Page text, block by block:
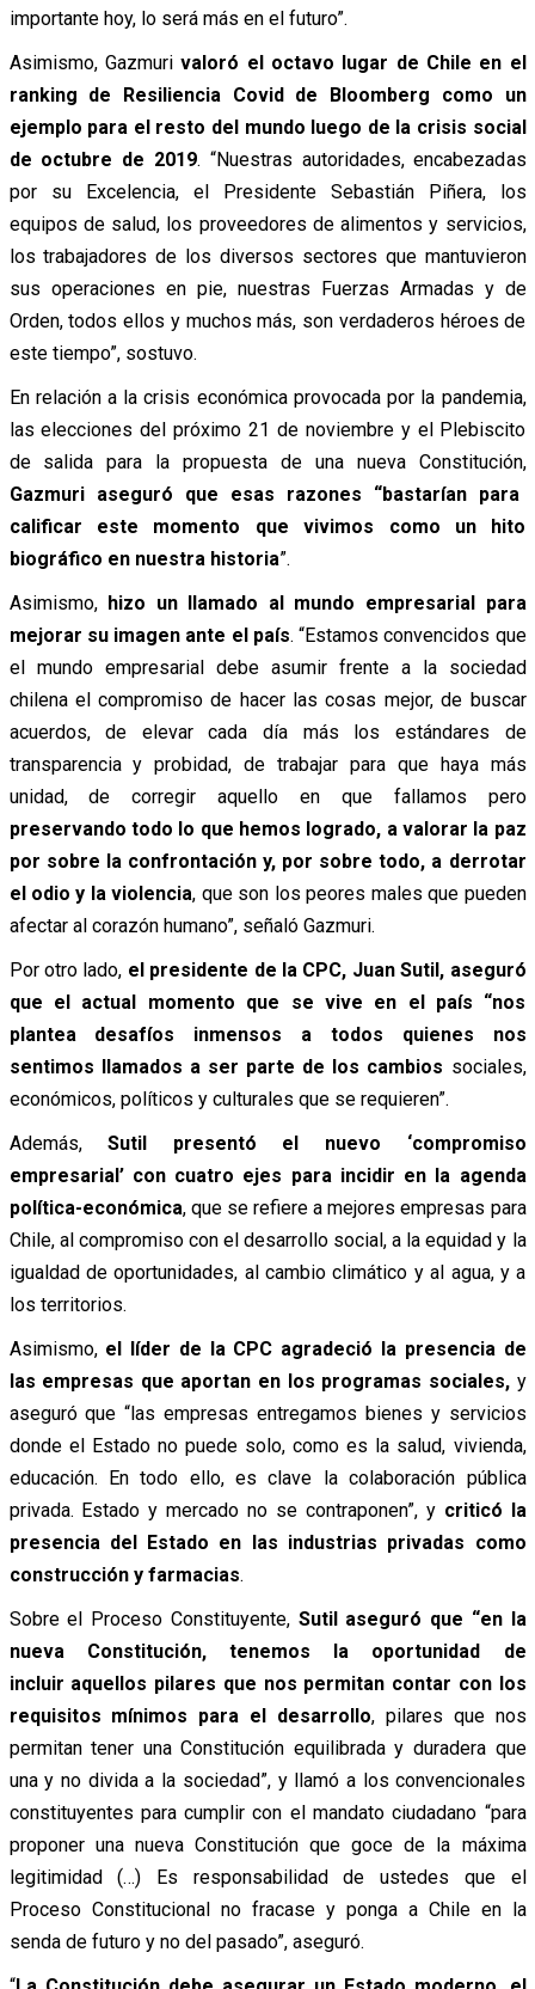
importante hoy, lo será más en el futuro”.
Asimismo, Gazmurivaloró el octavo lugar de Chile en el
ranking de Resiliencia Covid de Bloomberg como un
ejemplo para el resto del mundo luego de la crisis social
de octubre de 2019. “Nuestras autoridades, encabezadas
por su Excelencia, el Presidente Sebastián Piñera, los
equipos de salud, los proveedores de alimentos y servicios,
los trabajadores de los diversos sectores que mantuvieron
sus operaciones en pie, nuestras Fuerzas Armadas y de
Orden, todos ellos y muchos más, son verdaderos héroes de
este tiempo”, sostuvo.
En relación a la crisis económica provocada por la pandemia,
las elecciones del próximo 21 de noviembre y el Plebiscito
de salida para la propuesta de una nueva Constitución,
Gazmuri aseguró que esas razones “bastarían para
calificar este momento que vivimos como un hito
biográfico en nuestra historia”.
Asimismo, hizo un llamado al mundo empresarial para
mejorar su imagen ante el país. “Estamos convencidos que
el mundo empresarial debe asumir frente a la sociedad
chilena el compromiso de hacer las cosas mejor, de buscar
acuerdos, de elevar cada día más los estándares de
transparencia y probidad, de trabajar para que haya más
unidad, de corregir aquello en que fallamos pero
preservando todo lo que hemos logrado, a valorar la paz
por sobre la confrontación y, por sobre todo, a derrotar
el odio y la violencia, que son los peores males que pueden
afectar al corazón humano”, señaló Gazmuri.
Por otro lado, el presidente de la CPC, Juan Sutil, aseguró
que el actual momento que se vive en el país “nos
plantea desafíos inmensos a todos quienes nos
sentimos llamados a ser parte de los cambios sociales,
económicos, políticos y culturales que se requieren”.
Además,Sutil presentó el nuevo ‘compromiso
empresarial’ con cuatro ejes para incidir en la agenda
política-económica, que se refiere a mejores empresas para
Chile, al compromiso con el desarrollo social, a la equidad y la
igualdad de oportunidades, al cambio climático y al agua, y a
los territorios.
Asimismo, el líder de la CPC agradeció la presencia de
las empresas que aportan en los programas sociales,y
aseguró que “las empresas entregamos bienes y servicios
donde el Estado no puede solo, como es la salud, vivienda,
educación. En todo ello, es clave la colaboración pública
privada. Estado y mercado no se contraponen”, y criticó la
presencia del Estado en las industrias privadas como
construcción y farmacias.
Sobre el Proceso Constituyente,Sutil aseguró que “en la
nueva Constitución, tenemos la oportunidad de
incluir aquellos pilares que nos permitan contar con los
requisitos mínimos para el desarrollo, pilares que nos
permitan tener una Constitución equilibrada y duradera que
una y no divida a la sociedad”, y llamó a los convencionales
constituyentes para cumplir con el mandato ciudadano “para
proponer una nueva Constitución que goce de la máxima
legitimidad (…) Es responsabilidad de ustedes que el
Proceso Constitucional no fracase y ponga a Chile en la
senda de futuro y no del pasado”, aseguró.